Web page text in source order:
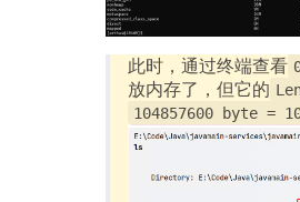
此时，通过终端查看
放内存了，但它的
104857600 byte =